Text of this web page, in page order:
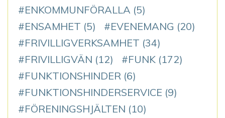
ENKOMMUNFÖRALLA (5)
ENSAMHET (5) EVENEMANG (20)
FRIVILLIGVERKSAMHET (34)
FRIVILLIGVÄN (12) FUNK (172)
FUNKTIONSHINDER (6)
FUNKTIONSHINDERSERVICE (9)
FÖRENINGSHJÄLTEN (10)